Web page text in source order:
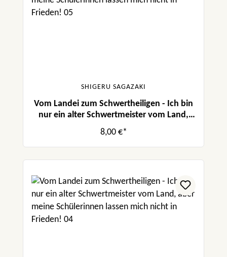
SHIGERU SAGAZAKI
Vom Landei zum Schwertheiligen - Ich bin
nur ein alter Schwertmeister vom Land,
aber meine Schülerinnen lassen mich nicht
in Frieden! 05
8,00 €*